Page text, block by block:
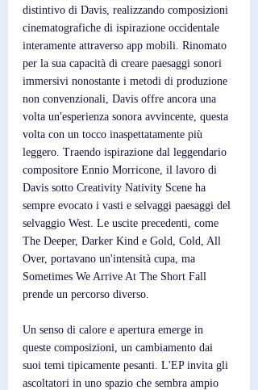
distintivo di Davis, realizzando composizioni
cinematografiche di ispirazione occidentale
interamente attraverso app mobili. Rinomato
per la sua capacità di creare paesaggi sonori
immersivi nonostante i metodi di produzione
non convenzionali, Davis offre ancora una
volta un'esperienza sonora avvincente, questa
volta con un tocco inaspettatamente più
leggero. Traendo ispirazione dal leggendario
compositore Ennio Morricone, il lavoro di
Davis sotto Creativity Nativity Scene ha
sempre evocato i vasti e selvaggi paesaggi del
selvaggio West. Le uscite precedenti, come
The Deeper, Darker Kind e Gold, Cold, All
Over, portavano un'intensità cupa, ma
Sometimes We Arrive At The Short Fall
prende un percorso diverso.
Un senso di calore e apertura emerge in
queste composizioni, un cambiamento dai
suoi temi tipicamente pesanti. L'EP invita gli
ascoltatori in uno spazio che sembra ampio